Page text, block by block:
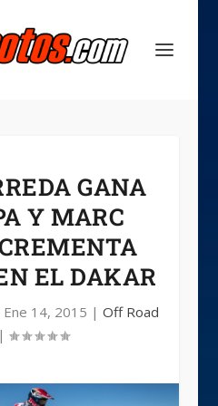
GANA
Y MARC
EL DAKAR
Ene 14, 2015 | Off Road
|